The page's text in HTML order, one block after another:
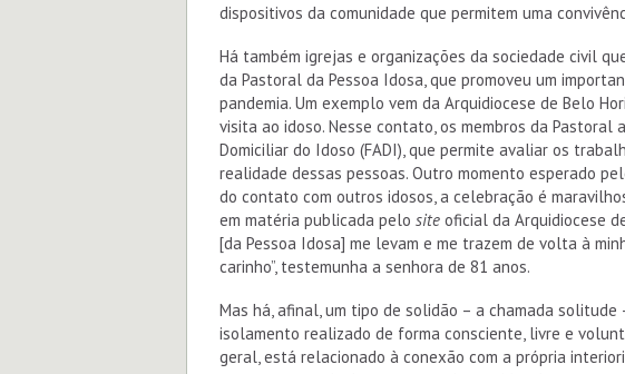
dispositivos da comunidade que permitem uma
Há também igrejas e organizações da sociedade civil
da Pastoral da Pessoa Idosa, que promoveu um
pandemia. Um exemplo vem da Arquidiocese de Belo
visita ao idoso. Nesse contato, os membros da Pastoral
Domiciliar do Idoso (FADI), que permite avaliar os
realidade dessas pessoas. Outro momento esperado
do contato com outros idosos, a celebração é
em matéria publicada pelo siteoficial da Arquidiocese
[da Pessoa Idosa] me levam e me trazem de volta à
carinho”, testemunha a senhora de 81 anos.
Mas há, afinal, um tipo de solidão – a chamada
isolamento realizado de forma consciente, livre e
geral, está relacionado à conexão com a própria